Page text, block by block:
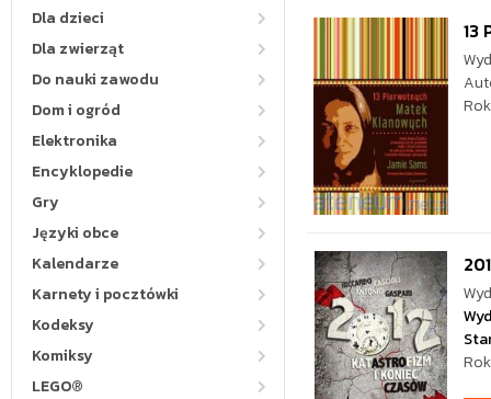
Dla dzieci
Dla zwierząt
Do nauki zawodu
Dom i ogród
Elektronika
Encyklopedie
Gry
Języki obce
Kalendarze
Karnety i pocztówki
Kodeksy
Komiksy
LEGO®
13